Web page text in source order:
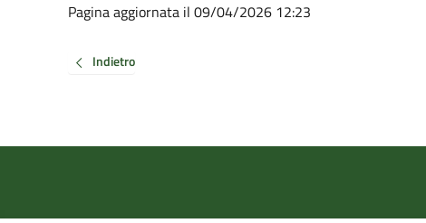
Pagina aggiornata il 09/04/2026 12:23
Indietro